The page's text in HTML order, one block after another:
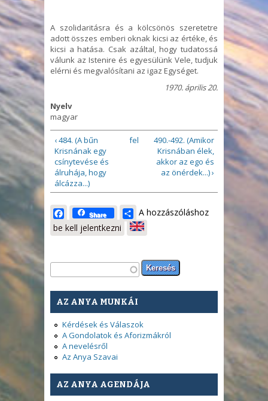
A szolidaritásra és a kölcsönös szeretetre
adott összes emberi oknak kicsi az értéke, és
kicsi a hatása. Csak azáltal, hogy tudatossá
válunk az Istenire és egyesülünk Vele, tudjuk
elérni és megvalósítani az igaz Egységet.
1970. április 20.
Nyelv
magyar
‹ 484. (A bűn
Krisnának egy
csínytevése és
álruhája, hogy
álcázza...)
fel
490.-492. (Amikor
Krisnában élek,
akkor az ego és
az önérdek...) ›
Facebook
Share Share
A hozzászóláshoz
be kell jelentkezni
Keresés űrlap
Keresés
AZ ANYA MUNKÁI
Kérdések és Válaszok
A Gondolatok és Aforizmákról
A nevelésről
Az Anya Szavai
AZ ANYA AGENDÁJA